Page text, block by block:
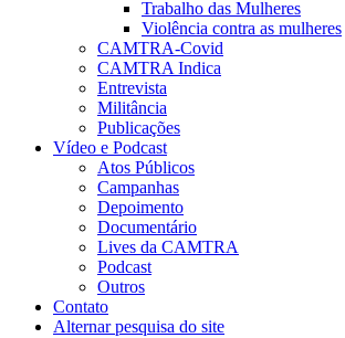
Trabalho das Mulheres
Violência contra as mulheres
CAMTRA-Covid
CAMTRA Indica
Entrevista
Militância
Publicações
Vídeo e Podcast
Atos Públicos
Campanhas
Depoimento
Documentário
Lives da CAMTRA
Podcast
Outros
Contato
Alternar pesquisa do site